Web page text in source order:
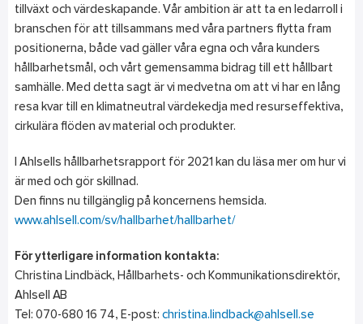
tillväxt och värdeskapande. Vår ambition är att ta en ledarroll i
branschen för att tillsammans med våra partners flytta fram
positionerna, både vad gäller våra egna och våra kunders
hållbarhetsmål, och vårt gemensamma bidrag till ett hållbart
samhälle. Med detta sagt är vi medvetna om att vi har en lång
resa kvar till en klimatneutral värdekedja med resurseffektiva,
cirkulära flöden av material och produkter.
I Ahlsells hållbarhetsrapport för 2021 kan du läsa mer om hur vi
är med och gör skillnad.
Den finns nu tillgänglig på koncernens hemsida.
www.ahlsell.com/sv/hallbarhet/hallbarhet/
För ytterligare information kontakta:
Christina Lindbäck, Hållbarhets- och Kommunikationsdirektör,
Ahlsell AB
Tel: 070-680 16 74, E-post: christina.lindback@ahlsell.se